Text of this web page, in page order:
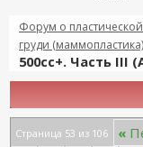
Форум о
груди
500сс+. Часть III
Страница 53 из 106 «